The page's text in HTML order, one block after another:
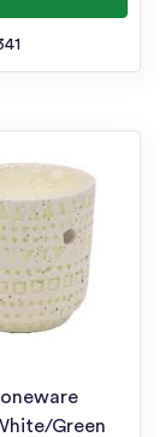
Green